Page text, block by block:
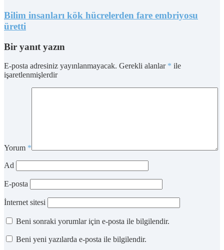
Bilim insanları kök hücrelerden fare embriyosu
üretti
Bir yanıt yazın
E-posta adresiniz yayınlanmayacak. Gerekli alanlar * ile
işaretlenmişlerdir
Yorum *
Ad
E-posta
İnternet sitesi
Beni sonraki yorumlar için e-posta ile bilgilendir.
Beni yeni yazılarda e-posta ile bilgilendir.